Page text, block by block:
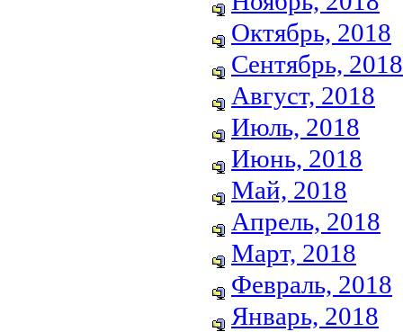
Октябрь, 2018
Сентябрь, 2018
Август, 2018
Июль, 2018
Июнь, 2018
Май, 2018
Апрель, 2018
Март, 2018
Февраль, 2018
Январь, 2018